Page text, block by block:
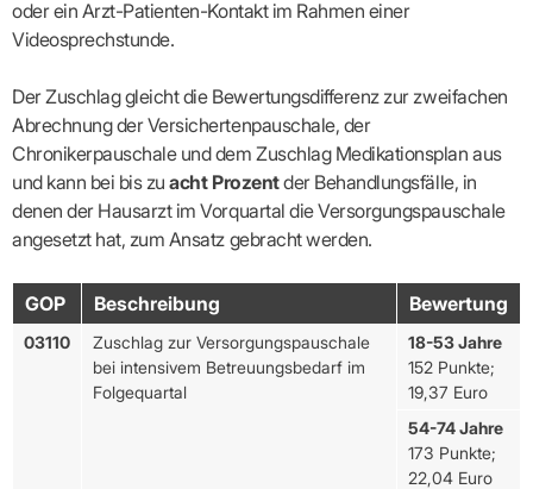
oder ein Arzt-Patienten-Kontakt im Rahmen einer
Videosprechstunde.
Der Zuschlag gleicht die Bewertungsdifferenz zur zweifachen
Abrechnung der Versichertenpauschale, der
Chronikerpauschale und dem Zuschlag Medikationsplan aus
und kann bei bis zu acht Prozentder Behandlungsfälle, in
denen der Hausarzt im Vorquartal die Versorgungspauschale
angesetzt hat, zum Ansatz gebracht werden.
GOP Beschreibung Bewertung
03110
Zuschlag zur Versorgungspauschale
bei intensivem Betreuungsbedarf im
Folgequartal
18-53 Jahre
152 Punkte;
19,37 Euro
54-74 Jahre
173 Punkte;
22,04 Euro